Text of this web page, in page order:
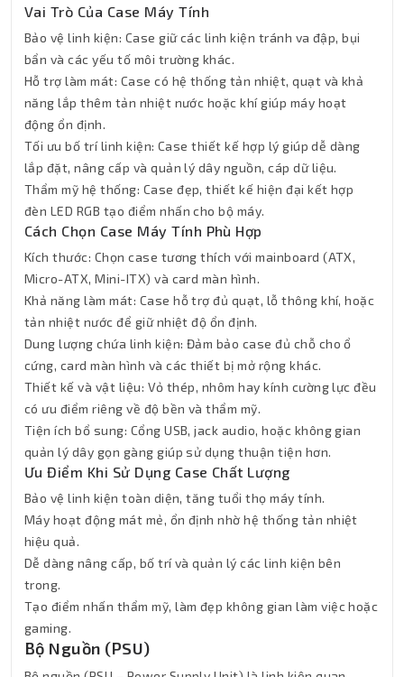
Vai Trò Của Case Máy Tính
Bảo vệ linh kiện: Case giữ các linh kiện tránh va đập, bụi
bẩn và các yếu tố môi trường khác.
Hỗ trợ làm mát: Case có hệ thống tản nhiệt, quạt và khả
năng lắp thêm tản nhiệt nước hoặc khí giúp máy hoạt
động ổn định.
Tối ưu bố trí linh kiện: Case thiết kế hợp lý giúp dễ dàng
lắp đặt, nâng cấp và quản lý dây nguồn, cáp dữ liệu.
Thẩm mỹ hệ thống: Case đẹp, thiết kế hiện đại kết hợp
đèn LED RGB tạo điểm nhấn cho bộ máy.
Cách Chọn Case Máy Tính Phù Hợp
Kích thước: Chọn case tương thích với mainboard (ATX,
Micro-ATX, Mini-ITX) và card màn hình.
Khả năng làm mát: Case hỗ trợ đủ quạt, lỗ thông khí, hoặc
tản nhiệt nước để giữ nhiệt độ ổn định.
Dung lượng chứa linh kiện: Đảm bảo case đủ chỗ cho ổ
cứng, card màn hình và các thiết bị mở rộng khác.
Thiết kế và vật liệu: Vỏ thép, nhôm hay kính cường lực đều
có ưu điểm riêng về độ bền và thẩm mỹ.
Tiện ích bổ sung: Cổng USB, jack audio, hoặc không gian
quản lý dây gọn gàng giúp sử dụng thuận tiện hơn.
Ưu Điểm Khi Sử Dụng Case Chất Lượng
Bảo vệ linh kiện toàn diện, tăng tuổi thọ máy tính.
Máy hoạt động mát mẻ, ổn định nhờ hệ thống tản nhiệt
hiệu quả.
Dễ dàng nâng cấp, bố trí và quản lý các linh kiện bên
trong.
Tạo điểm nhấn thẩm mỹ, làm đẹp không gian làm việc hoặc
gaming.
Bộ Nguồn (PSU)